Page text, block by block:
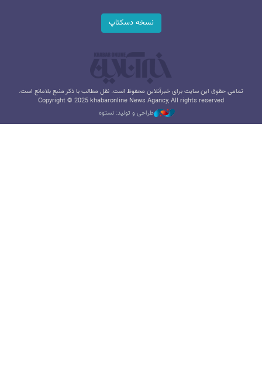
نسخه دسکتاپ
تمامی حقوق این سایت برای خبرآنلاین محفوظ است. نقل مطالب با ذکر منبع بلامانع است.
Copyright © 2025 khabaronline News Agancy, All rights reserved
طراحی و تولید: نستوه